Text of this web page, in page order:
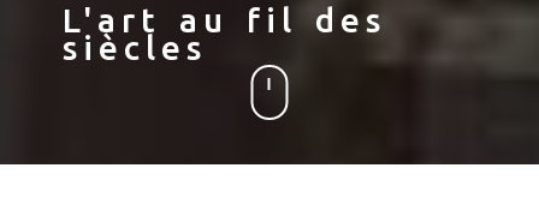
L'art au fil des
siècles